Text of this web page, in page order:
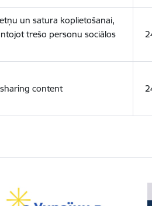
un satura koplietošanai,
trešo personu sociālos
content